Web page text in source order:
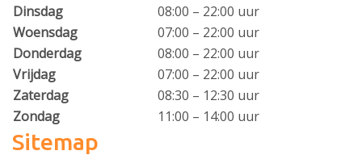
Dinsdag
08:00 – 22:00 uur
Woensdag
07:00 – 22:00 uur
Donderdag
08:00 – 22:00 uur
Vrijdag
07:00 – 22:00 uur
Zaterdag
08:30 – 12:30 uur
Zondag
11:00 – 14:00 uur
Sitemap